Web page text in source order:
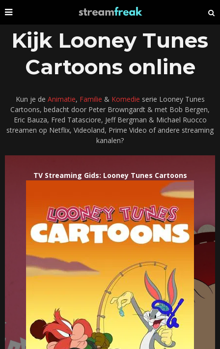
Kijk Looney Tunes
Cartoons online
Kun je de Animatie, Familie & Komedie serie Looney Tunes
Cartoons, bedacht door Peter Browngardt & met Bob Bergen,
Eric Bauza, Fred Tatasciore, Jeff Bergman & Michael Ruocco
streamen op Netflix, Videoland, Prime Video of andere streaming
kanalen?
TV Streaming Gids: Looney Tunes Cartoons